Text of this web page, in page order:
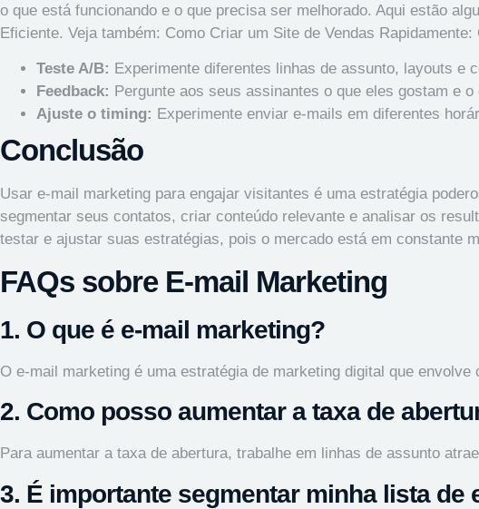
o que está funcionando e o que precisa ser melhorado. Aqui estão
Eficiente. Veja também: Como Criar um Site de Vendas Rapidamente:
Teste A/B: Experimente diferentes linhas de assunto, layouts e
Feedback: Pergunte aos seus assinantes o que eles gostam e
Ajuste o timing: Experimente enviar e-mails em diferentes
Conclusão
Usar e-mail marketing para engajar visitantes é uma estratégia
segmentar seus contatos, criar conteúdo relevante e analisar os
testar e ajustar suas estratégias, pois o mercado está em constante
FAQs sobre E-mail Marketing
1. O que é e-mail marketing?
O e-mail marketing é uma estratégia de marketing digital que
2. Como posso aumentar a taxa de
Para aumentar a taxa de abertura, trabalhe em linhas de assunto
3. É importante segmentar minha lista de